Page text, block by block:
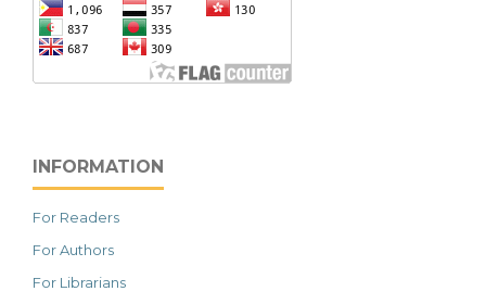
INFORMATION
For Readers
For Authors
For Librarians